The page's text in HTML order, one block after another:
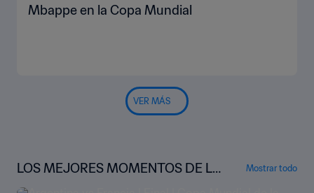
Mbappe en la Copa Mundial
VER MÁS
LOS MEJORES MOMENTOS DE LA
COPA MUNDIAL
Mostrar todo